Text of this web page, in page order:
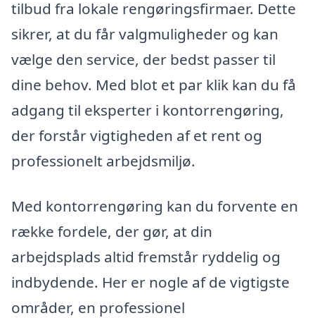
tilbud fra lokale rengøringsfirmaer. Dette
sikrer, at du får valgmuligheder og kan
vælge den service, der bedst passer til
dine behov. Med blot et par klik kan du få
adgang til eksperter i kontorrengøring,
der forstår vigtigheden af et rent og
professionelt arbejdsmiljø.
Med kontorrengøring kan du forvente en
række fordele, der gør, at din
arbejdsplads altid fremstår ryddelig og
indbydende. Her er nogle af de vigtigste
områder, en professionel